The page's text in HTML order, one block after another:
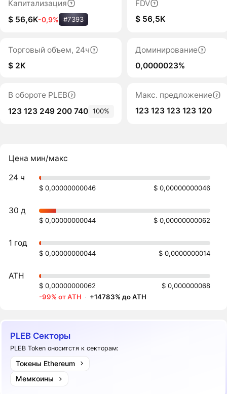
Капитализация
$ 56,6K-0,9% #7393
FDV
$ 56,5K
Торговый объем, 24ч
$ 2K
Доминирование
0,0000023%
В обороте PLEB
123 123 249 200 740 100%
Макс. предложение
123 123 123 123 120
Цена мин/макс
24 ч
$ 0,00000000046 $ 0,00000000046
30 д
$ 0,00000000044 $ 0,00000000062
1 год
$ 0,00000000044 $ 0,0000000014
ATH
$ 0,00000000062
$ 0,000000068
-99% от ATH · +14783% до ATH
PLEB Секторы
PLEB Token оноситстя к секторам:
Токены Ethereum
Мемкоины